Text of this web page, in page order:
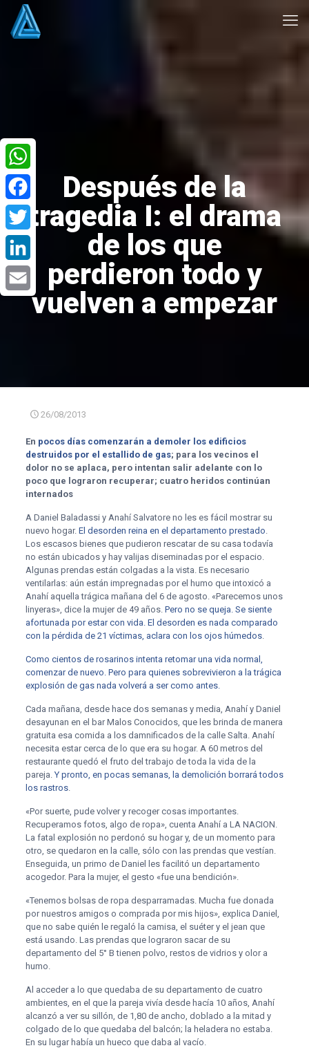
Después de la
tragedia I: el drama
de los que
perdieron todo y
vuelven a empezar
26/08/2013
En pocos días comenzarán a demoler los edificios
destruidos por el estallido de gas; para los vecinos el
dolor no se aplaca, pero intentan salir adelante con lo
poco que lograron recuperar; cuatro heridos continúan
internados
A Daniel Baladassi y Anahí Salvatore no les es fácil mostrar su
nuevo hogar. El desorden reina en el departamento prestado.
Los escasos bienes que pudieron rescatar de su casa todavía
no están ubicados y hay valijas diseminadas por el espacio.
Algunas prendas están colgadas a la vista. Es necesario
ventilarlas: aún están impregnadas por el humo que intoxicó a
Anahí aquella trágica mañana del 6 de agosto. «Parecemos unos
linyeras», dice la mujer de 49 años. Pero no se queja. Se siente
afortunada por estar con vida. El desorden es nada comparado
con la pérdida de 21 víctimas, aclara con los ojos húmedos.
Como cientos de rosarinos intenta retomar una vida normal,
comenzar de nuevo. Pero para quienes sobrevivieron a la trágica
explosión de gas nada volverá a ser como antes.
Cada mañana, desde hace dos semanas y media, Anahí y Daniel
desayunan en el bar Malos Conocidos, que les brinda de manera
gratuita esa comida a los damnificados de la calle Salta. Anahí
necesita estar cerca de lo que era su hogar. A 60 metros del
restaurante quedó el fruto del trabajo de toda la vida de la
pareja.Y pronto, en pocas semanas, la demolición borrará todos
los rastros.
«Por suerte, pude volver y recoger cosas importantes.
Recuperamos fotos, algo de ropa», cuenta Anahí a LA NACION.
La fatal explosión no perdonó su hogar y, de un momento para
otro, se quedaron en la calle, sólo con las prendas que vestían.
Enseguida, un primo de Daniel les facilitó un departamento
acogedor. Para la mujer, el gesto «fue una bendición».
«Tenemos bolsas de ropa desparramadas. Mucha fue donada
por nuestros amigos o comprada por mis hijos», explica Daniel,
que no sabe quién le regaló la camisa, el suéter y el jean que
está usando. Las prendas que lograron sacar de su
departamento del 5° B tienen polvo, restos de vidrios y olor a
humo.
Al acceder a lo que quedaba de su departamento de cuatro
ambientes, en el que la pareja vivía desde hacía 10 años, Anahí
alcanzó a ver su sillón, de 1,80 de ancho, doblado a la mitad y
colgado de lo que quedaba del balcón; la heladera no estaba.
En su lugar había un hueco que daba al vacío.
WhatsApp
Facebook
Twitter
LinkedIn